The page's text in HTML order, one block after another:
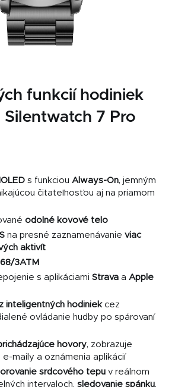
funkcií hodiniek
Silentwatch 7 Pro
s funkciou Always-On, jemným
čitateľnosťou aj na priamom
odolné kovové telo
na presné zaznamenávanie viac
aktivít
3ATM
s aplikáciami Strava a Apple
inteligentných hodiniekcez
ovládanie hudby po spárovaní
hovory, zobrazuje
, e-maily a oznámenia aplikácií
srdcového tepu v reálnom
intervaloch, sledovanie spánku,